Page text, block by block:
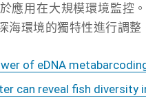
應用在大規模環境監控
海環境的獨特性進行調整
of eDNA
can reveal fish diversity